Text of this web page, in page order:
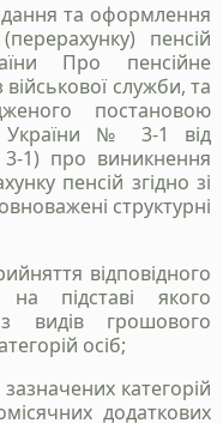
та оформлення
пенсій
Про пенсійне
служби, та
постановою
України № 3-1 від
1) про виникнення
пенсій згідно зі
структурні
відповідного
на підставі якого
видів грошового
осіб;
категорій
додаткових